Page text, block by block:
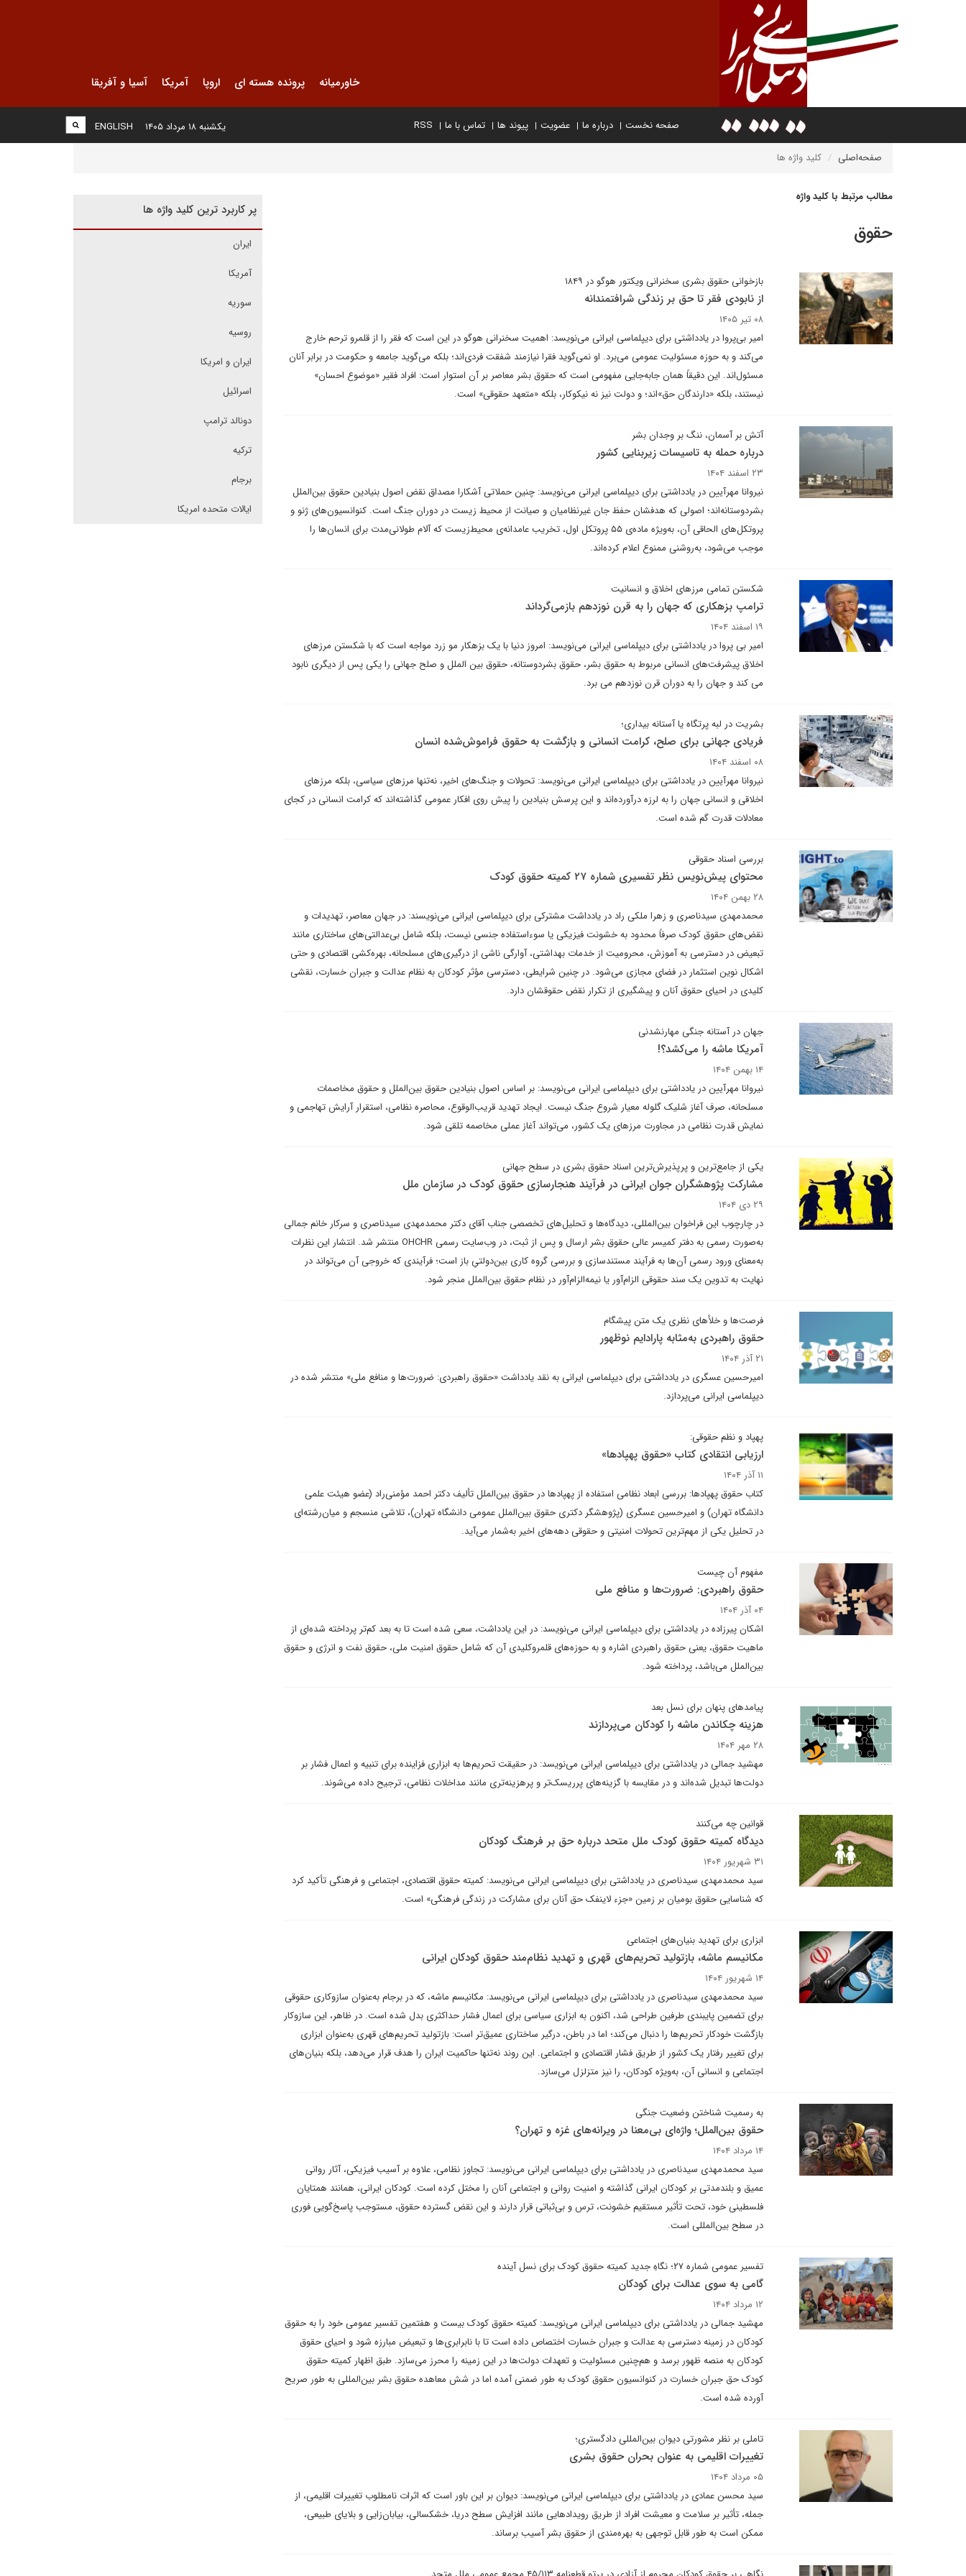
خاورمیانه پرونده هسته ای اروپا آمریکا آسیا و آفریقا
صفحه نخست درباره ما عضویت پیوند ها تماس با ما RSS
ENGLISH یکشنبه ۱۸ مرداد ۱۴۰۵
صفحه‌اصلی کلید واژه ها
مطالب مرتبط با کلید واژه
حقوق
بازخوانی حقوق بشری سخنرانی ویکتور هوگو در ۱۸۴۹
از نابودی فقر تا حق بر زندگی شرافتمندانه
۰۸ تیر ۱۴۰۵
امیر بی‌پروا در یادداشتی برای دیپلماسی ایرانی می‌نویسد: اهمیت سخنرانی هوگو در این است که فقر را از قلمرو ترحم خارج
می‌کند و به حوزه مسئولیت عمومی می‌برد. او نمی‌گوید فقرا نیازمند شفقت فردی‌اند؛ بلکه می‌گوید جامعه و حکومت در برابر آنان
مسئول‌اند. این دقیقاً همان جابه‌جایی مفهومی است که حقوق بشر معاصر بر آن استوار است: افراد فقیر «موضوع احسان»
نیستند، بلکه «دارندگان حق»اند؛ و دولت نیز نه نیکوکار، بلکه «متعهد حقوقی» است.
آتش بر آسمان، ننگ بر وجدان بشر
درباره حمله به تاسیسات زیربنایی کشور
۲۳ اسفند ۱۴۰۴
نیروانا مهرآیین در یادداشتی برای دیپلماسی ایرانی می‌نویسد: چنین حملاتی آشکارا مصداق نقض اصول بنیادین حقوق بین‌الملل
بشردوستانه‌اند؛ اصولی که هدفشان حفظ جان غیرنظامیان و صیانت از محیط زیست در دوران جنگ است. کنوانسیون‌های ژنو و
پروتکل‌های الحاقی آن، به‌ویژه ماده‌ی ۵۵ پروتکل اول، تخریب عامدانه‌ی محیط‌زیست که آلام طولانی‌مدت برای انسان‌ها را
موجب می‌شود، به‌روشنی ممنوع اعلام کرده‌اند.
شکستن تمامی مرزهای اخلاق و انسانیت
ترامپ بزهکاری که جهان را به قرن نوزدهم بازمی‌گرداند
۱۹ اسفند ۱۴۰۴
امیر بی پروا در یادداشتی برای دیپلماسی ایرانی می‌نویسد: امروز دنیا با یک بزهکار مو زرد مواجه است که با شکستن مرزهای
اخلاق پیشرفت‌های انسانی مربوط به حقوق بشر، حقوق بشردوستانه، حقوق بین الملل و صلح جهانی را یکی پس از دیگری نابود
می کند و جهان را به دوران قرن نوزدهم می برد.
بشریت در لبه پرتگاه یا آستانه بیداری؛
فریادی جهانی برای صلح، کرامت انسانی و بازگشت به حقوق فراموش‌شده انسان
۰۸ اسفند ۱۴۰۴
نیروانا مهرآیین در یادداشتی برای دیپلماسی ایرانی می‌نویسد: تحولات و جنگ‌های اخیر، نه‌تنها مرزهای سیاسی، بلکه مرزهای
اخلاقی و انسانی جهان را به لرزه درآورده‌اند و این پرسش بنیادین را پیش روی افکار عمومی گذاشته‌اند که کرامت انسانی در کجای
معادلات قدرت گم شده است.
بررسی اسناد حقوقی
محتوای پیش‌نویس نظر تفسیری شماره ۲۷ کمیته حقوق کودک
۲۸ بهمن ۱۴۰۴
محمدمهدی سیدناصری و زهرا ملکی راد در یادداشت مشترکی برای دیپلماسی ایرانی می‌نویسند: در جهان معاصر، تهدیدات و
نقض‌های حقوق کودک صرفاً محدود به خشونت فیزیکی یا سوء‌استفاده جنسی نیست، بلکه شامل بی‌عدالتی‌های ساختاری مانند
تبعیض در دسترسی به آموزش، محرومیت از خدمات بهداشتی، آوارگی ناشی از درگیری‌های مسلحانه، بهره‌کشی اقتصادی و حتی
اشکال نوین استثمار در فضای مجازی می‌شود. در چنین شرایطی، دسترسی مؤثر کودکان به نظام عدالت و جبران خسارت، نقشی
کلیدی در احیای حقوق آنان و پیشگیری از تکرار نقض‌ حقوقشان دارد.
جهان در آستانه جنگی مهارنشدنی
آمریکا ماشه را می‌کشد؟!
۱۴ بهمن ۱۴۰۴
نیروانا مهرآیین در یادداشتی برای دیپلماسی ایرانی می‌نویسد: بر اساس اصول بنیادین حقوق بین‌الملل و حقوق مخاصمات
مسلحانه، صرف آغاز شلیک گلوله معیار شروع جنگ نیست. ایجاد تهدید قریب‌الوقوع، محاصره نظامی، استقرار آرایش تهاجمی و
نمایش قدرت نظامی در مجاورت مرزهای یک کشور، می‌تواند آغاز عملی مخاصمه تلقی شود.
یکی از جامع‌ترین و پرپذیرش‌ترین اسناد حقوق بشری در سطح جهانی
مشارکت پژوهشگران جوان ایرانی در فرآیند هنجارسازی حقوق کودک در سازمان ملل
۲۹ دی ۱۴۰۴
در چارچوب این فراخوان بین‌المللی، دیدگاه‌ها و تحلیل‌های تخصصی جناب آقای دکتر محمدمهدی سیدناصری و سرکار خانم جمالی
به‌صورت رسمی به دفتر کمیسر عالی حقوق بشر ارسال و پس از ثبت، در وب‌سایت رسمی OHCHR منتشر شد. انتشار این نظرات
به‌معنای ورود رسمی آن‌ها به فرآیند مستندسازی و بررسی گروه کاری بین‌دولتیِ باز است؛ فرآیندی که خروجی آن می‌تواند در
نهایت به تدوین یک سند حقوقی الزام‌آور یا نیمه‌الزام‌آور در نظام حقوق بین‌الملل منجر شود.
فرصت‌ها و خلأهای نظری یک متن پیشگام
حقوق راهبردی به‌مثابه پارادایم نوظهور
۲۱ آذر ۱۴۰۴
امیرحسین عسگری در یادداشتی برای دیپلماسی ایرانی به نقد یادداشت «حقوق راهبردی: ضرورت‌ها و منافع ملی» منتشر شده در
دیپلماسی ایرانی می‌پردازد.
پهپاد و نظم حقوقی:
ارزیابی انتقادی کتاب «حقوق پهپادها»
۱۱ آذر ۱۴۰۴
کتاب حقوق پهپادها: بررسی ابعاد نظامی استفاده از پهپادها در حقوق بین‌الملل تألیف دکتر احمد مؤمنی‌راد (عضو هیئت علمی
دانشگاه تهران) و امیرحسین عسگری (پژوهشگر دکتری حقوق بین‌الملل عمومی دانشگاه تهران)، تلاشی منسجم و میان‌رشته‌ای
در تحلیل یکی از مهم‌ترین تحولات امنیتی و حقوقی دهه‌های اخیر به‌شمار می‌آید.
مفهوم آن چیست
حقوق راهبردی: ضرورت‌ها و منافع ملی
۰۴ آذر ۱۴۰۴
اشکان پیرزاده در یادداشتی برای دیپلماسی ایرانی می‌نویسد: در این یادداشت، سعی شده است تا به بعد کم‌تر پرداخته شده‌ای از
ماهیت حقوق، یعنی حقوق راهبردی اشاره و به حوزه‌های قلمروکلیدی آن که شامل حقوق امنیت ملی، حقوق نفت و انرژی و حقوق
بین‌الملل می‌باشد، پرداخته شود.
پیامدهای پنهان برای نسل بعد
هزینه چکاندن ماشه را کودکان می‌پردازند
۲۸ مهر ۱۴۰۴
مهشید جمالی در یادداشتی برای دیپلماسی ایرانی می‌نویسد: در حقیقت تحریم‌ها به ابزاری فزاینده برای تنبیه و اعمال فشار بر
دولت‌ها تبدیل شده‌اند و در مقایسه با گزینه‌های پرریسک‌تر و پرهزینه‌تری مانند مداخلات نظامی، ترجیح داده می‌شوند.
قوانین چه می‌کنند
دیدگاه کمیته حقوق کودک ملل متحد درباره حق بر فرهنگ کودکان
۳۱ شهریور ۱۴۰۴
سید محمدمهدی سیدناصری در یادداشتی برای دیپلماسی ایرانی می‌نویسد: کمیته حقوق اقتصادی، اجتماعی و فرهنگی تأکید کرد
که شناسایی حقوق بومیان بر زمین «جزء لاینفک حق آنان برای مشارکت در زندگی فرهنگی» است.
ابزاری برای تهدید بنیان‌های اجتماعی
مکانیسم ماشه، بازتولید تحریم‌های قهری و تهدید نظام‌مند حقوق کودکان ایرانی
۱۴ شهریور ۱۴۰۴
سید محمدمهدی سیدناصری در یادداشتی برای دیپلماسی ایرانی می‌نویسد: مکانیسم ماشه، که در برجام به‌عنوان سازوکاری حقوقی
برای تضمین پایبندی طرفین طراحی شد، اکنون به ابزاری سیاسی برای اعمال فشار حداکثری بدل شده است. در ظاهر، این سازوکار
بازگشت خودکار تحریم‌ها را دنبال می‌کند؛ اما در باطن، درگیر ساختاری عمیق‌تر است: بازتولید تحریم‌های قهری به‌عنوان ابزاری
برای تغییر رفتار یک کشور از طریق فشار اقتصادی و اجتماعی. این روند نه‌تنها حاکمیت ایران را هدف قرار می‌دهد، بلکه بنیان‌های
اجتماعی و انسانی آن، به‌ویژه کودکان، را نیز متزلزل می‌سازد.
به رسمیت شناختن وضعیت جنگی
حقوق بین‌الملل؛ واژه‌ای بی‌معنا در ویرانه‌های غزه و تهران؟
۱۴ مرداد ۱۴۰۴
سید محمدمهدی سیدناصری در یادداشتی برای دیپلماسی ایرانی می‌نویسد: تجاوز نظامی، علاوه بر آسیب فیزیکی، آثار روانی
عمیق و بلندمدتی بر کودکان ایرانی گذاشته و امنیت روانی و اجتماعی آنان را مختل کرده است. کودکان ایرانی، همانند همتایان
فلسطینی خود، تحت تأثیر مستقیم خشونت، ترس و بی‌ثباتی قرار دارند و این نقض گسترده حقوق، مستوجب پاسخ‌گویی فوری
در سطح بین‌المللی است.
تفسیر عمومی شماره ۲۷؛ نگاهِ جدید کمیته حقوق کودک برای نسل آینده
گامی به سوی عدالت برای کودکان
۱۲ مرداد ۱۴۰۴
مهشید جمالی در یادداشتی برای دیپلماسی ایرانی می‌نویسد: کمیته حقوق کودک بیست و هفتمین تفسیر عمومی خود را به حقوق
کودکان در زمینه دسترسی به عدالت و جبران خسارت اختصاص داده است تا با نابرابری‌ها و تبعیض مبارزه شود و احیای حقوق
کودکان به منصه ظهور برسد و هم‌چنین مسئولیت و تعهدات دولت‌ها در این زمینه را محرز می‌سازد. طبق اظهار کمیته حقوق
کودک حق جبران خسارت در کنوانسیون حقوق کودک به طور ضمنی آمده اما در شش معاهده حقوق بشر بین‌المللی به طور صریح
آورده شده است.
تاملی بر نظر مشورتی دیوان بین‌المللی دادگستری؛
تغییرات اقلیمی به عنوان بحران حقوق بشری
۰۵ مرداد ۱۴۰۴
سید محسن عمادی در یادداشتی برای دیپلماسی ایرانی می‌نویسد: دیوان بر این باور است که اثرات نامطلوب تغییرات اقلیمی، از
جمله، تأثیر بر سلامت و معیشت افراد از طریق رویدادهایی مانند افزایش سطح دریا، خشکسالی، بیابان‌زایی و بلایای طبیعی،
ممکن است به طور قابل توجهی به بهره‌مندی از حقوق بشر آسیب برساند.
پر کاربرد ترین کلید واژه ها
ایران
آمریکا
سوریه
روسیه
ایران و امریکا
اسرائیل
دونالد ترامپ
ترکیه
برجام
ایالات متحده امریکا